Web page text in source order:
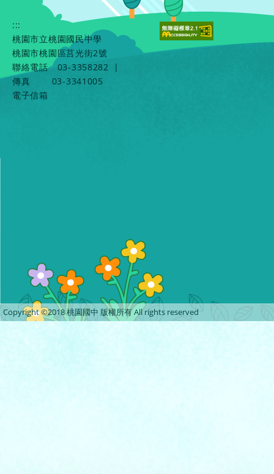
:::
桃園市立桃園國民中學
桃園市桃園區莒光街2號
聯絡電話
03-3358282
|
傳真
03-3341005
電子信箱
Copyright ©2018 桃園國中 版權所有 All rights reserved